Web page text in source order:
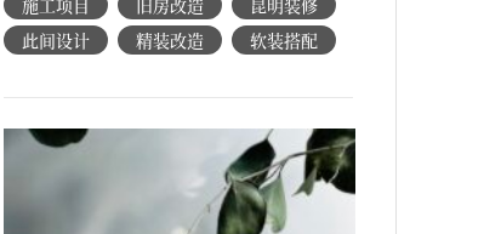
施工项目
旧房改造
昆明装修
此间设计
精装改造 软装搭配